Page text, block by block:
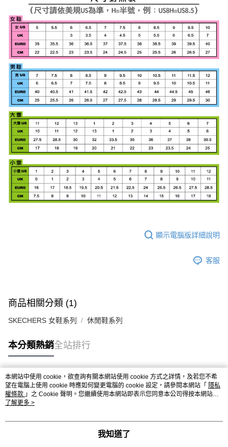
顯示電腦版詳細說明
客服
商品相關分類 (1)
SKECHERS 女鞋系列 休閒鞋系列
本分類熱銷全站排行
熱門標籤
本網站中使用 cookie，欲查詢有關本網站使用 cookie 方式之詳情，及若您不希
望在電腦上使用 cookie 時應如何變更電腦的 cookie 設定，請參閱本網站「 隱私
權條款 」之 Cookie 聲明。您繼續使用本網站即表示您同意本公司得按本網站使
用條款之 Cookie 聲明使用 cookie。
了解更多 >
我知道了